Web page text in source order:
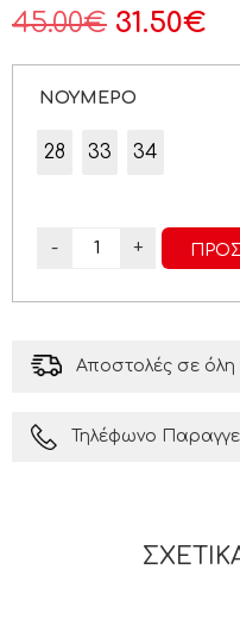
45.00€ 31.50€
ΝΟΥΜΕΡΟ
28 33 34
- +
Αποστολές σε όλη
Τηλέφωνο